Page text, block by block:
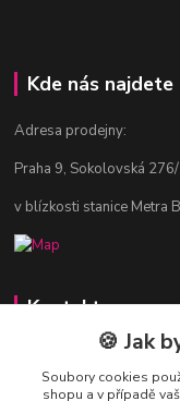
Kde nás najdete
Adresa prodejny:
Praha 9, Sokolovská
v blízkosti stanice Metra
Kontakty
Jitka
281
🍪 Jak
Soubory cookies
shopu a v případě